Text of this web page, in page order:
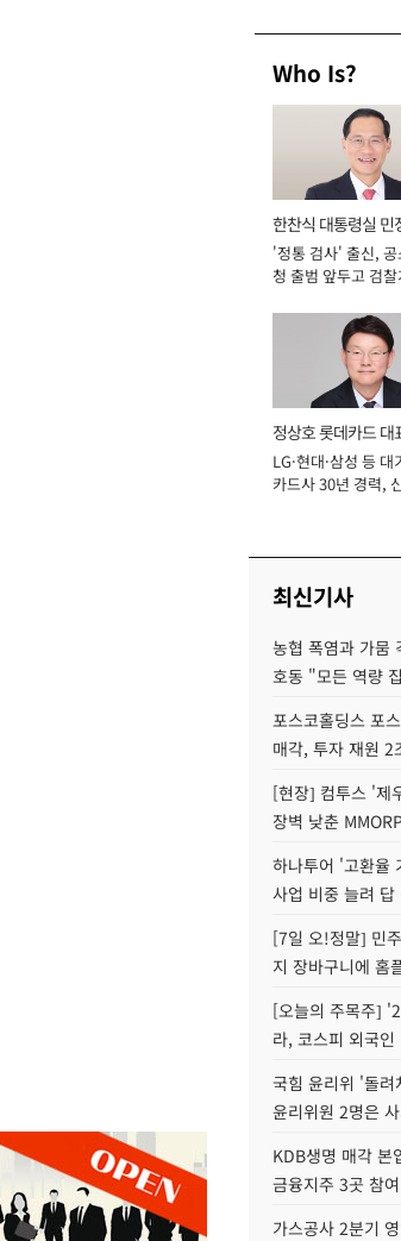
Who Is?
한찬식 대통령실 민
서관
'정통 검사' 출신, 공
청 출범 앞두고 검
정상호 롯데카드 대
장
LG·현대·삼성 등
카드사 30년 경력,
최신기사
농협 폭염과 가뭄
호동 "모든 역량
포스코홀딩스 포
매각, 투자 재원 2
[현장] 컴투스 '제
장벽 낮춘
하나투어 '고환율
사업 비중 늘려 답
[7일 오!정말] 민
지 장바구니에 홈
[오늘의 주목주]
라, 코스피 외국인
국힘 윤리위 '돌려
윤리위원 2명은
KDB생명 매각 본
금융지주 3곳 참여
가스공사 2분기